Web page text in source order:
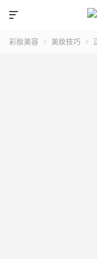

彩妝美容  美妝技巧 